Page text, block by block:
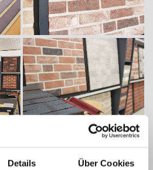
Details Über Cookies